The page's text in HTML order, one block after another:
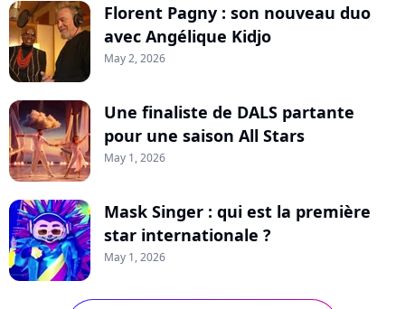
Florent Pagny : son nouveau duo
avec Angélique Kidjo
May 2, 2026
Une finaliste de DALS partante
pour une saison All Stars
May 1, 2026
Mask Singer : qui est la première
star internationale ?
May 1, 2026